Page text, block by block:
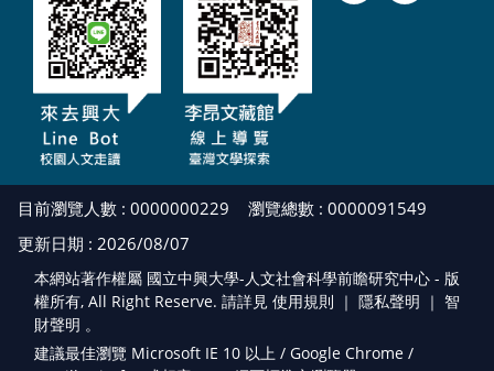
目前瀏覽人數 : 0000000229
瀏覽總數 : 0000091549
更新日期 : 2026/08/07
本網站著作權屬 國立中興大學-人文社會科學前瞻研究中心 - 版
權所有, All Right Reserve. 請詳見 使用規則 ｜ 隱私聲明 ｜ 智
財聲明 。
建議最佳瀏覽 Microsoft IE 10 以上 / Google Chrome /